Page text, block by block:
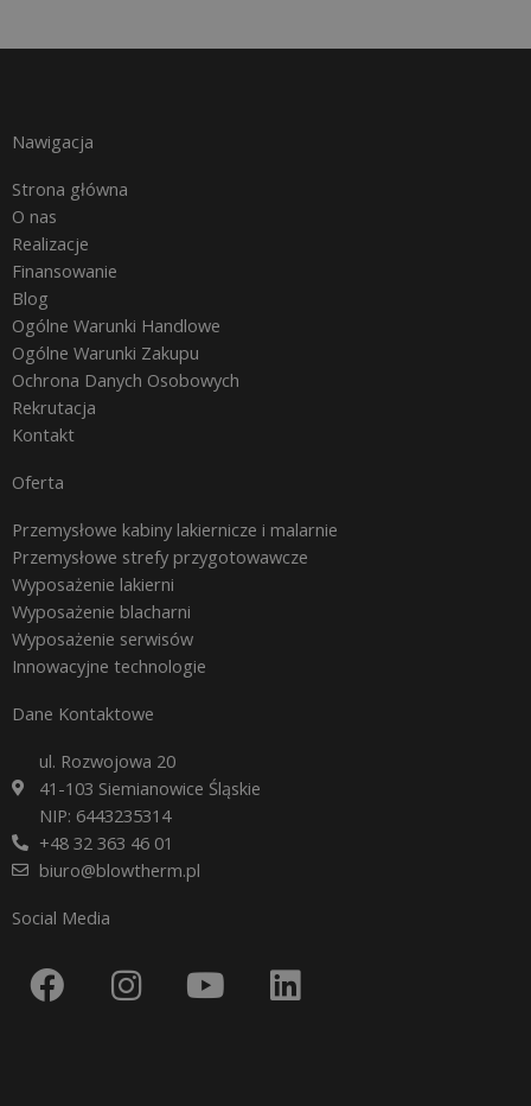
Nawigacja
Strona główna
O nas
Realizacje
Finansowanie
Blog
Ogólne Warunki Handlowe
Ogólne Warunki Zakupu
Ochrona Danych Osobowych
Rekrutacja
Kontakt
Oferta
Przemysłowe kabiny lakiernicze i malarnie
Przemysłowe strefy przygotowawcze
Wyposażenie lakierni
Wyposażenie blacharni
Wyposażenie serwisów
Innowacyjne technologie
Dane Kontaktowe
ul. Rozwojowa 20
41-103 Siemianowice Śląskie
NIP: 6443235314
+48 32 363 46 01
biuro@blowtherm.pl
Social Media
F
a
I
n
Y
o
L
i